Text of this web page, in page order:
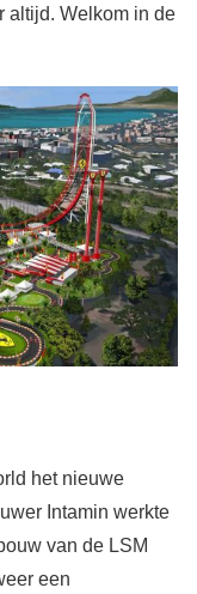
altijd. Welkom in de
het nieuwe
Intamin werkte
van de LSM
een